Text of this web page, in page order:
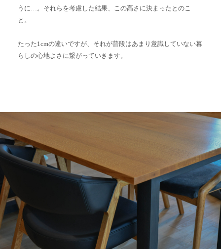
うに…。それらを考慮した結果、この高さに決まったとのこ
と。
たった1cmの違いですが、それが普段はあまり意識していない暮
らしの心地よさに繋がっていきます。